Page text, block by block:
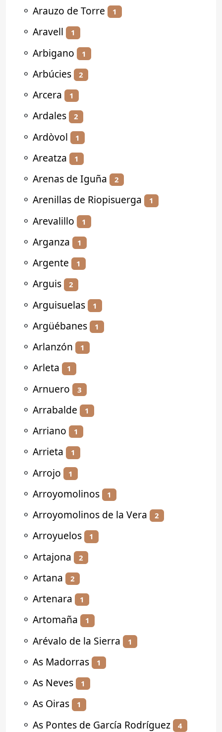
⚬ Arauzo de Torre 1
⚬ Aravell 1
⚬ Arbigano 1
⚬ Arbúcies 2
⚬ Arcera 1
⚬ Ardales 2
⚬ Ardòvol 1
⚬ Areatza 1
⚬ Arenas de Iguña 2
⚬ Arenillas de Riopisuerga 1
⚬ Arevalillo 1
⚬ Arganza 1
⚬ Argente 1
⚬ Arguis 2
⚬ Arguisuelas 1
⚬ Argüébanes 1
⚬ Arlanzón 1
⚬ Arleta 1
⚬ Arnuero 3
⚬ Arrabalde 1
⚬ Arriano 1
⚬ Arrieta 1
⚬ Arrojo 1
⚬ Arroyomolinos 1
⚬ Arroyomolinos de la Vera 2
⚬ Arroyuelos 1
⚬ Artajona 2
⚬ Artana 2
⚬ Artenara 1
⚬ Artomaña 1
⚬ Arévalo de la Sierra 1
⚬ As Madorras 1
⚬ As Neves 1
⚬ As Oiras 1
⚬ As Pontes de García Rodríguez 4